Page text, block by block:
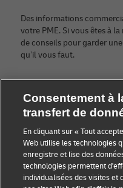
Des informations
votre PME. Si vous êtes à
de conseils pour garder
qu’il vous faut.
Catégories
Conseils aux petites
entreprises
Conseils e-commerce
Consentement à
transfert de
En cliquant sur « Tout
Web utilise les technologies
enregistre et lise des
technologies permettent
individualisées des visites et